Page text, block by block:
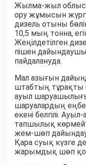
Жылма-жыл
ору жұмысын
дизель отыны
10,5 мың тонна,
Жеңілдетілген
пішен дайындаушы
пайдалануда.
Мал азығын
штабтың тұрақты
ауыл
шаруалардың
екені белгілі.
тапшылық
жем-шөп
Қара суық күзге
жарымдық шөп